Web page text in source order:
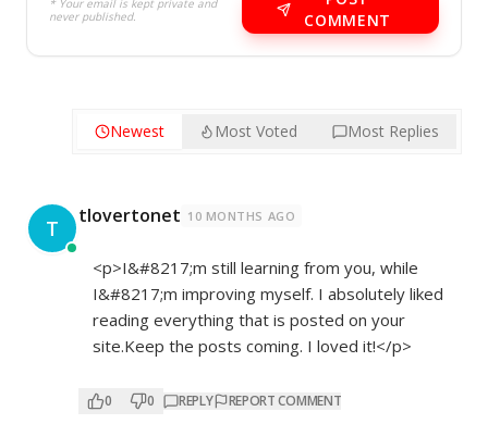
* Your email is kept private and
never published.
COMMENT
Newest Most Voted Most Replies
T tlovertonet 10 MONTHS AGO
<p>I&#8217;m still learning from you, while
I&#8217;m improving myself. I absolutely liked
reading everything that is posted on your
site.Keep the posts coming. I loved it!</p>
0 0 REPLY REPORT COMMENT